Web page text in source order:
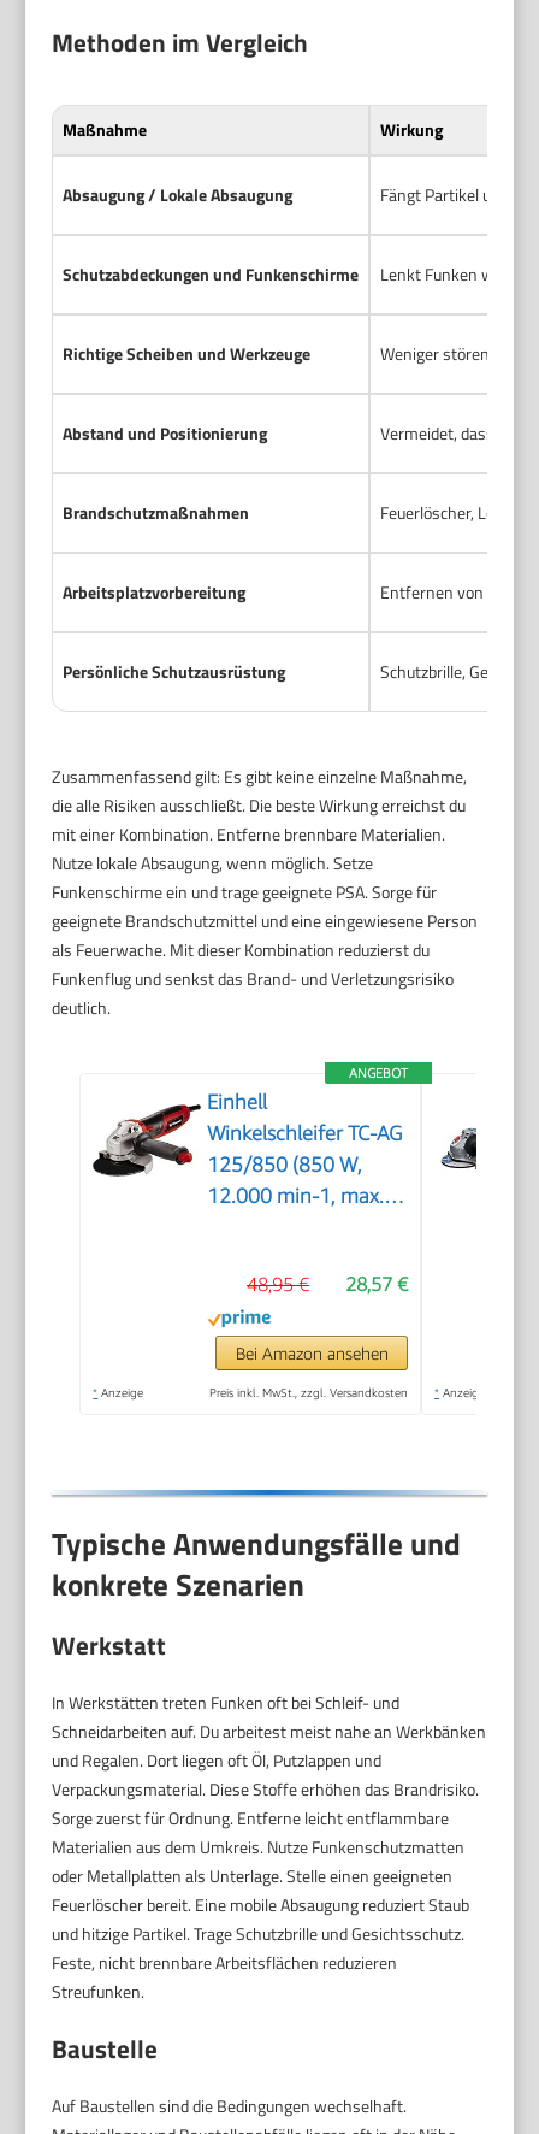
Methoden im Vergleich
Maßnahme Wirkung
Absaugung / Lokale Absaugung Fängt Partikel und
Schutzabdeckungen und Funkenschirme Lenkt Funken weg
Richtige Scheiben und Werkzeuge Weniger störende
Abstand und Positionierung Vermeidet, dass
Brandschutzmaßnahmen Feuerlöscher,
Arbeitsplatzvorbereitung Entfernen von
Persönliche Schutzausrüstung Schutzbrille,
Zusammenfassend gilt: Es gibt keine einzelne Maßnahme,
die alle Risiken ausschließt. Die beste Wirkung erreichst du
mit einer Kombination. Entferne brennbare Materialien.
Nutze lokale Absaugung, wenn möglich. Setze
Funkenschirme ein und trage geeignete PSA. Sorge für
geeignete Brandschutzmittel und eine eingewiesene Person
als Feuerwache. Mit dieser Kombination reduzierst du
Funkenflug und senkst das Brand- und Verletzungsrisiko
deutlich.
ANGEBOT
Einhell
Winkelschleifer TC-AG
125/850 (850 W,
12.000 min-1, max.
Scheibendurchmesser
125 mm,
Wiederanlaufschutz,
ohne Trennscheibe)
28,57 €
48,95 €
Bei Amazon ansehen
* Anzeige Preis inkl. MwSt., zzgl. Versandkosten * Anzeige
Typische Anwendungsfälle und
konkrete Szenarien
Werkstatt
In Werkstätten treten Funken oft bei Schleif- und
Schneidarbeiten auf. Du arbeitest meist nahe an Werkbänken
und Regalen. Dort liegen oft Öl, Putzlappen und
Verpackungsmaterial. Diese Stoffe erhöhen das Brandrisiko.
Sorge zuerst für Ordnung. Entferne leicht entflammbare
Materialien aus dem Umkreis. Nutze Funkenschutzmatten
oder Metallplatten als Unterlage. Stelle einen geeigneten
Feuerlöscher bereit. Eine mobile Absaugung reduziert Staub
und hitzige Partikel. Trage Schutzbrille und Gesichtsschutz.
Feste, nicht brennbare Arbeitsflächen reduzieren
Streufunken.
Baustelle
Auf Baustellen sind die Bedingungen wechselhaft.